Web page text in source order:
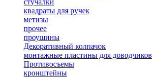
стучалки
квадраты для ручек
метизы
прочее
проушины
Декоративный колпачок
монтажные пластины для доводчиков
Противосъемы
кронштейны